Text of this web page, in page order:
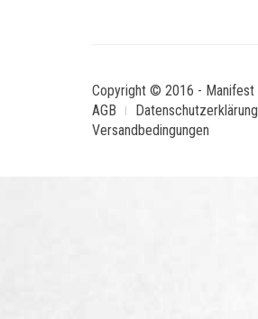
Copyright © 2016 - Manifest
AGB
Datenschutzerklärung
Versandbedingungen